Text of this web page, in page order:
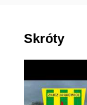
Skróty